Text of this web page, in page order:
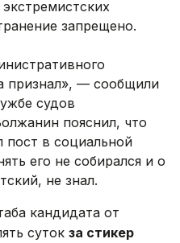
запрещено.
признал», — сообщили
судов
пояснил, что
пост в социальной
его не собирался и о
не знал.
кандидата от
суток за стикер